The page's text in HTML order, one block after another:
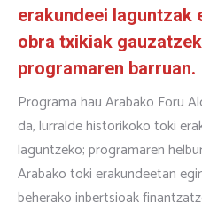
erakundeei laguntzak
obra txikiak
programaren barruan.
Programa hau Arabako Foru
da, lurralde historikoko toki
laguntzeko; programaren
Arabako toki erakundeetan
beherako inbertsioak